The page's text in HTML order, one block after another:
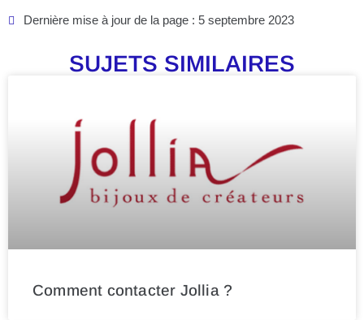
Dernière mise à jour de la page : 5 septembre 2023
SUJETS SIMILAIRES
Comment contacter Jollia ?